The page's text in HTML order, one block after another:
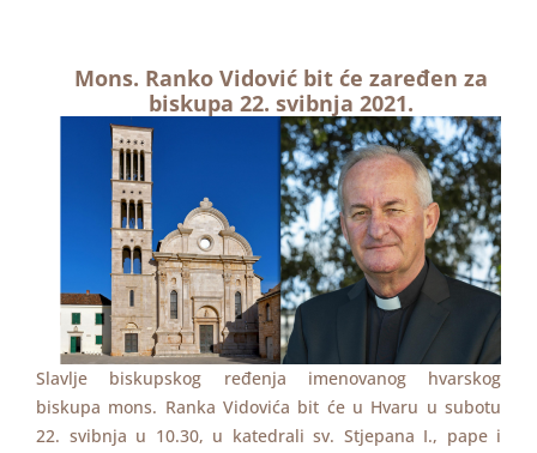
Mons. Ranko Vidović bit će zaređen za
biskupa 22. svibnja 2021.
Slavlje biskupskog ređenja imenovanog hvarskog
biskupa mons. Ranka Vidovića bit će u Hvaru u subotu
22. svibnja u 10.30, u katedrali sv. Stjepana I., pape i